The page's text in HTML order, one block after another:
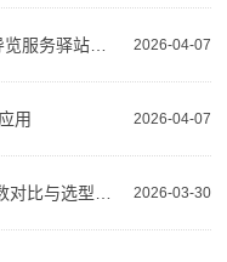
2026-04-07
景区博物馆共享讲解器怎么选？自助导览服务驿站部署全攻略（2026版）
2026-04-07
用
2026-03-30
无线讲解器哪款好？E8/K8/R8核心参数对比与选型指南